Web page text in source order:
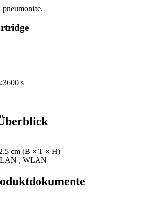
3600 s
cm (B × T × H)
LAN , WLAN